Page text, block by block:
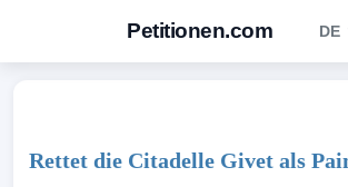
Petitionen.com DE
Rettet die Citadelle Givet als